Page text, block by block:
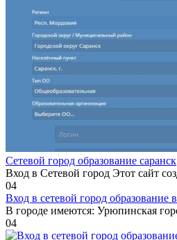
Сетевой город образование саранск
Вход в Сетевой город Этот сайт
04
Вход в сетевой город образование
В городе имеются: Урюпинская
04